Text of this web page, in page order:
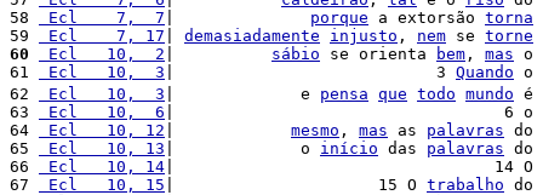
58
Ecl    7,  7 porque a extorsão torna
59
Ecl    7, 17 demasiadamente injusto , nem se torne
60
Ecl   10,  2 sábio se orienta bem , mas o
61
Ecl   10,  3 |                           3 Quando o
62
Ecl   10,  3 |             e pensa que todo mundo é
63
Ecl   10,  6 |                                  6 o
64
Ecl   10, 12 mesmo , mas as palavras do
65
Ecl   10, 13 |             o início das palavras do
66
Ecl   10, 14 |                                 14 O
67
Ecl   10, 15 |                     15 O trabalho do